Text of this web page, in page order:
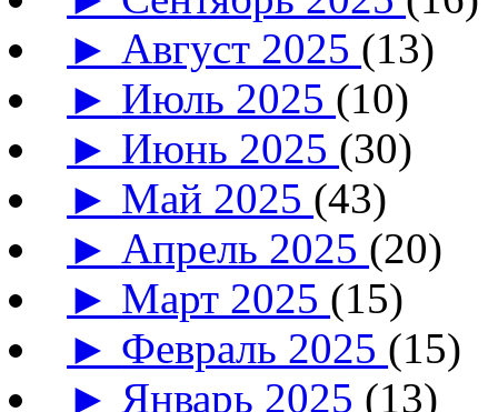
► Август 2025 (13)
► Июль 2025 (10)
► Июнь 2025 (30)
► Май 2025 (43)
► Апрель 2025 (20)
► Март 2025 (15)
► Февраль 2025 (15)
► Январь 2025 (13)